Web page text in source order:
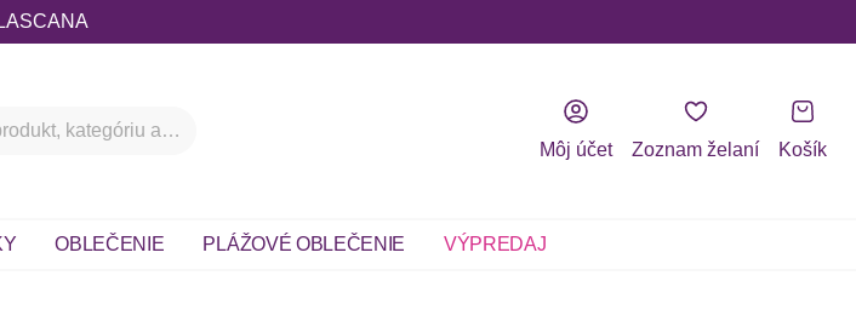
LASCANA
Môj účet Zoznam želaní Košík
OBLEČENIE PLÁŽOVÉ OBLEČENIE VÝPREDAJ